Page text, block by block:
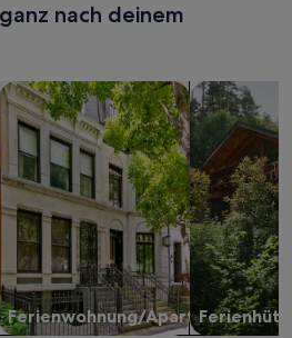
nach deinem
Ferienwohnung/Apartment
nach Ferienwohnungen oder
Suche nach